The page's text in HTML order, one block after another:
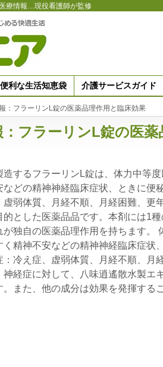
療情報…現役看護師が監修
便利な生活知恵袋 介護サービスガイド
：フラーリンL錠の医薬品理作用と臨床効果
：フラーリンL錠の医
するフラーリンL錠は、体力中等度
などの精神神経臨床症状、ときに便
弱体質、月経不順、月経困難、更
とした医薬品品です。本剤には1
独自の医薬品理作用を持ちます。
く精神不安などの精神神経臨床症状
冷え症、虚弱体質、月経不順、月
神経症に対して、八味逍遙散水製エ
また、他の成分は効果を発揮する